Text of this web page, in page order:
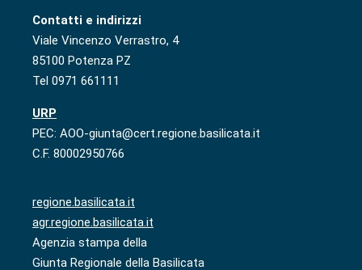
Contatti e indirizzi
Viale Vincenzo Verrastro, 4
85100 Potenza PZ
Tel 0971 661111
URP
PEC: AOO-giunta@cert.regione.basilicata.it
C.F. 80002950766
regione.basilicata.it
agr.regione.basilicata.it
Agenzia stampa della
Giunta Regionale della Basilicata